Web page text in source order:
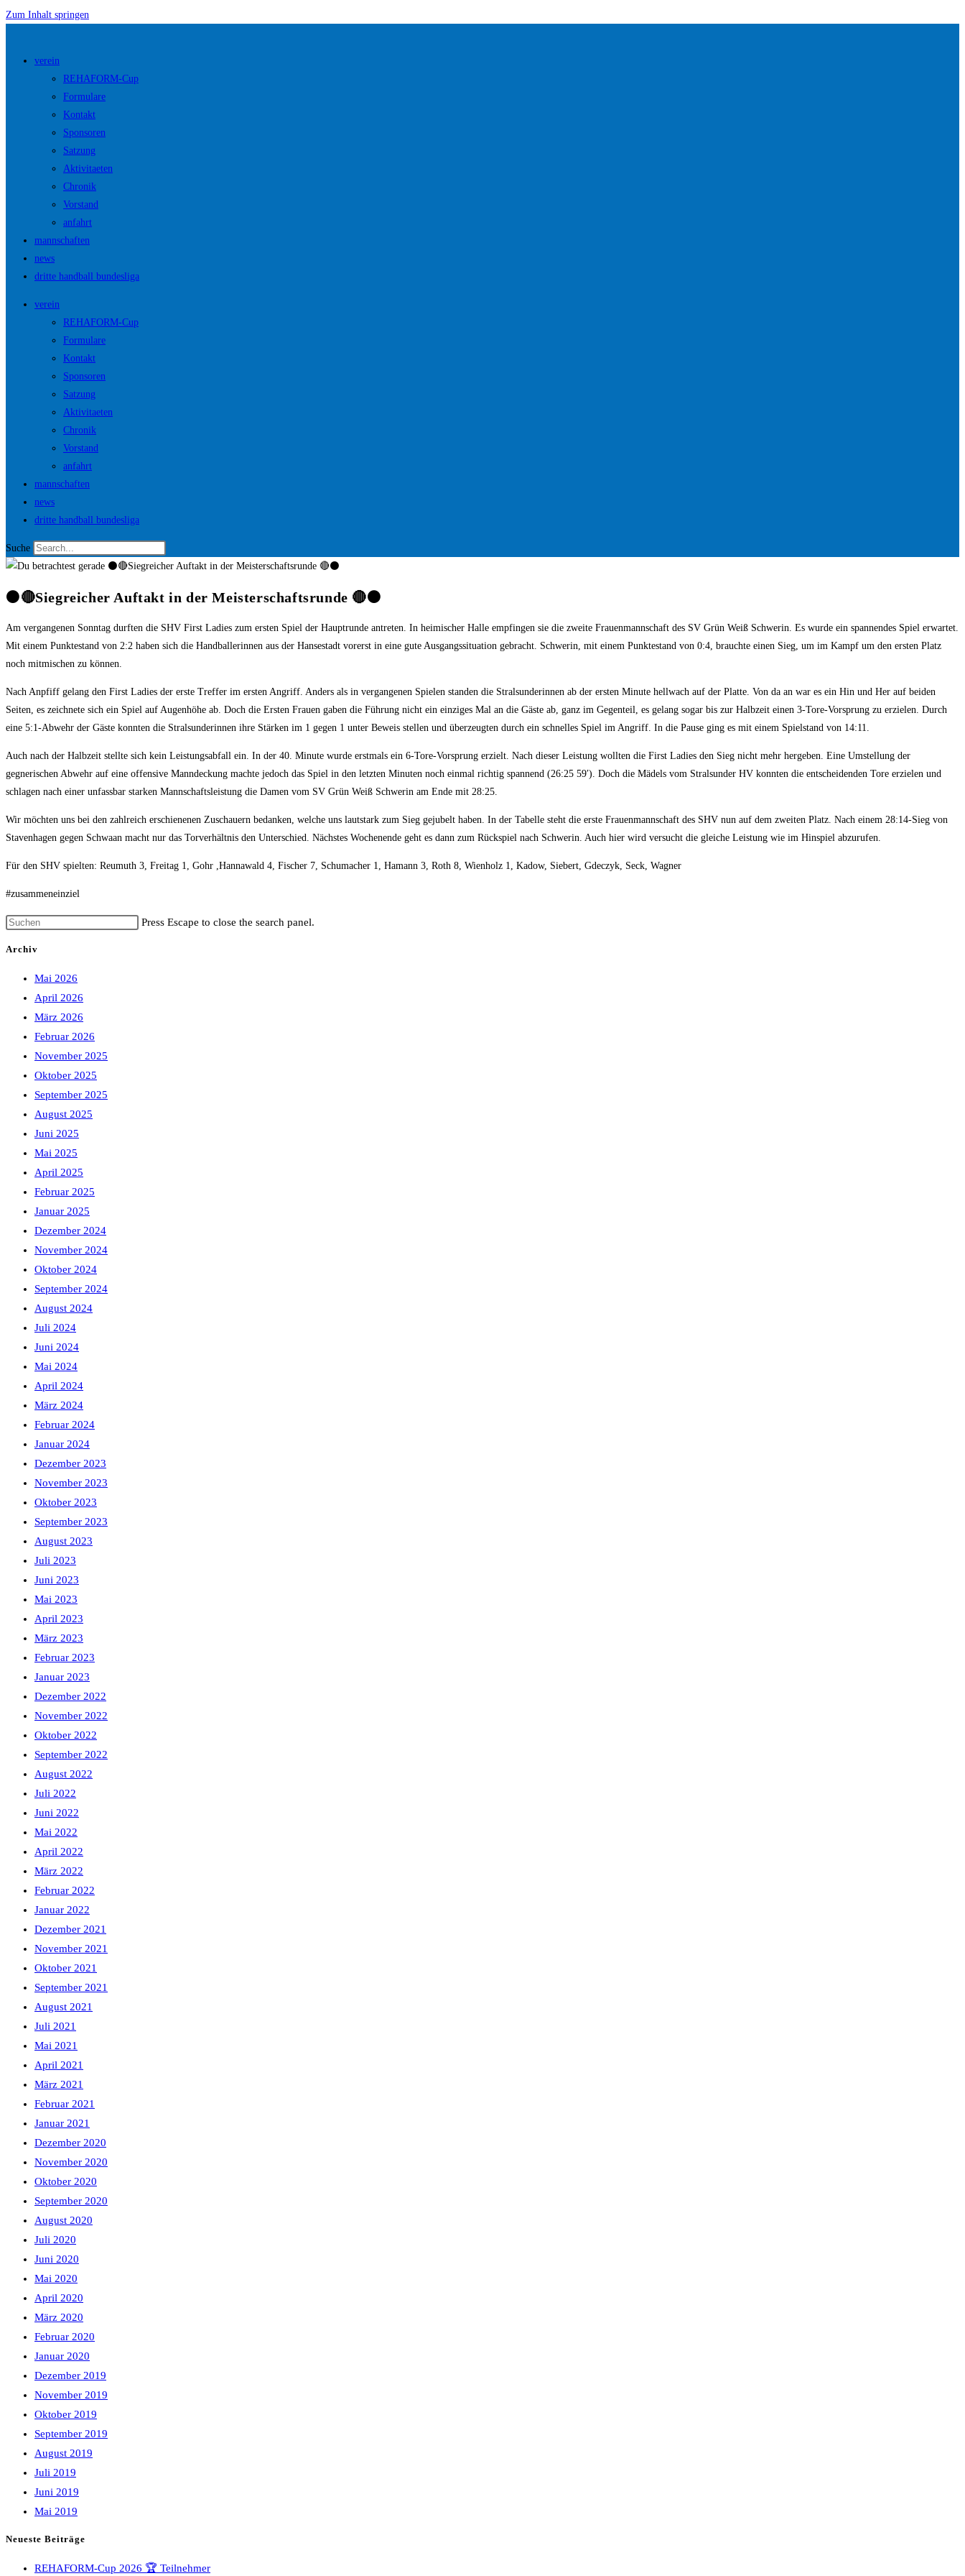
Zum Inhalt springen
verein
REHAFORM-Cup
Formulare
Kontakt
Sponsoren
Satzung
Aktivitaeten
Chronik
Vorstand
anfahrt
mannschaften
news
dritte handball bundesliga
verein
REHAFORM-Cup
Formulare
Kontakt
Sponsoren
Satzung
Aktivitaeten
Chronik
Vorstand
anfahrt
mannschaften
news
dritte handball bundesliga
Suche
⚫️🔴Siegreicher Auftakt in der Meisterschaftsrunde 🔴⚫️
Am vergangenen Sonntag durften die SHV First Ladies zum ersten Spiel der Hauptrunde antreten. In heimischer Halle empfingen sie die zweite Frauenmannschaft des SV Grün Weiß Schwerin. Es wurde ein spannendes Spiel erwartet.
Mit einem Punktestand von 2:2 haben sich die Handballerinnen aus der Hansestadt vorerst in eine gute Ausgangssituation gebracht. Schwerin, mit einem Punktestand von 0:4, brauchte einen Sieg, um im Kampf um den ersten Platz
noch mitmischen zu können.
Nach Anpfiff gelang den First Ladies der erste Treffer im ersten Angriff. Anders als in vergangenen Spielen standen die Stralsunderinnen ab der ersten Minute hellwach auf der Platte. Von da an war es ein Hin und Her auf beiden
Seiten, es zeichnete sich ein Spiel auf Augenhöhe ab. Doch die Ersten Frauen gaben die Führung nicht ein einziges Mal an die Gäste ab, ganz im Gegenteil, es gelang sogar bis zur Halbzeit einen 3-Tore-Vorsprung zu erzielen. Durch
eine 5:1-Abwehr der Gäste konnten die Stralsunderinnen ihre Stärken im 1 gegen 1 unter Beweis stellen und überzeugten durch ein schnelles Spiel im Angriff. In die Pause ging es mit einem Spielstand von 14:11.
Auch nach der Halbzeit stellte sich kein Leistungsabfall ein. In der 40. Minute wurde erstmals ein 6-Tore-Vorsprung erzielt. Nach dieser Leistung wollten die First Ladies den Sieg nicht mehr hergeben. Eine Umstellung der
gegnerischen Abwehr auf eine offensive Manndeckung machte jedoch das Spiel in den letzten Minuten noch einmal richtig spannend (26:25 59′). Doch die Mädels vom Stralsunder HV konnten die entscheidenden Tore erzielen und
schlagen nach einer unfassbar starken Mannschaftsleistung die Damen vom SV Grün Weiß Schwerin am Ende mit 28:25.
Wir möchten uns bei den zahlreich erschienenen Zuschauern bedanken, welche uns lautstark zum Sieg gejubelt haben. In der Tabelle steht die erste Frauenmannschaft des SHV nun auf dem zweiten Platz. Nach einem 28:14-Sieg von
Stavenhagen gegen Schwaan macht nur das Torverhältnis den Unterschied. Nächstes Wochenende geht es dann zum Rückspiel nach Schwerin. Auch hier wird versucht die gleiche Leistung wie im Hinspiel abzurufen.
Für den SHV spielten: Reumuth 3, Freitag 1, Gohr ,Hannawald 4, Fischer 7, Schumacher 1, Hamann 3, Roth 8, Wienholz 1, Kadow, Siebert, Gdeczyk, Seck, Wagner
#zusammeneinziel
Press Escape to close the search panel.
Archiv
Mai 2026
April 2026
März 2026
Februar 2026
November 2025
Oktober 2025
September 2025
August 2025
Juni 2025
Mai 2025
April 2025
Februar 2025
Januar 2025
Dezember 2024
November 2024
Oktober 2024
September 2024
August 2024
Juli 2024
Juni 2024
Mai 2024
April 2024
März 2024
Februar 2024
Januar 2024
Dezember 2023
November 2023
Oktober 2023
September 2023
August 2023
Juli 2023
Juni 2023
Mai 2023
April 2023
März 2023
Februar 2023
Januar 2023
Dezember 2022
November 2022
Oktober 2022
September 2022
August 2022
Juli 2022
Juni 2022
Mai 2022
April 2022
März 2022
Februar 2022
Januar 2022
Dezember 2021
November 2021
Oktober 2021
September 2021
August 2021
Juli 2021
Mai 2021
April 2021
März 2021
Februar 2021
Januar 2021
Dezember 2020
November 2020
Oktober 2020
September 2020
August 2020
Juli 2020
Juni 2020
Mai 2020
April 2020
März 2020
Februar 2020
Januar 2020
Dezember 2019
November 2019
Oktober 2019
September 2019
August 2019
Juli 2019
Juni 2019
Mai 2019
Neueste Beiträge
REHAFORM-Cup 2026 🏆 Teilnehmer